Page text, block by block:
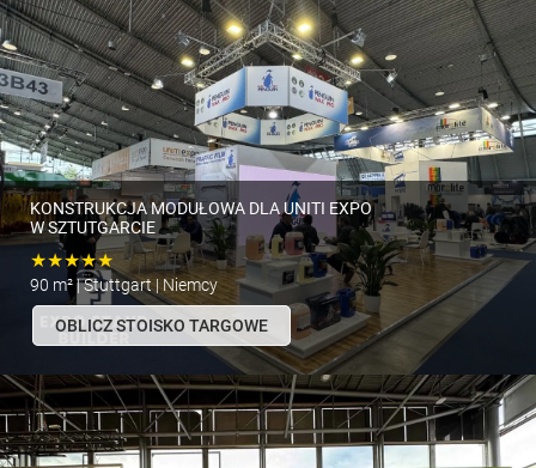
KONSTRUKCJA MODUŁOWA DLA UNITI EXPO
W SZTUTGARCIE
★★★★★
90 m² | Stuttgart | Niemcy
OBLICZ STOISKO TARGOWE